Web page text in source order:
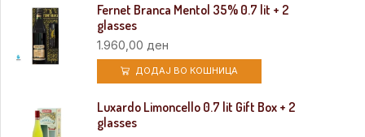
Fernet Branca Mentol 35% 0.7 lit + 2
glasses
1.960,00 ден
ДОДАЈ ВО КОШНИЦА
Luxardo Limoncello 0.7 lit Gift Box + 2
glasses